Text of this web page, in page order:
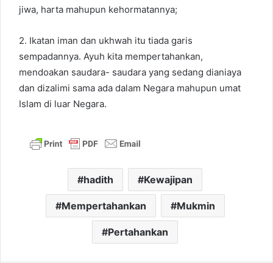
jiwa, harta mahupun kehormatannya;
2. Ikatan iman dan ukhwah itu tiada garis
sempadannya. Ayuh kita mempertahankan,
mendoakan saudara- saudara yang sedang dianiaya
dan dizalimi sama ada dalam Negara mahupun umat
Islam di luar Negara.
hadith Kewajipan
Mempertahankan Mukmin
Pertahankan